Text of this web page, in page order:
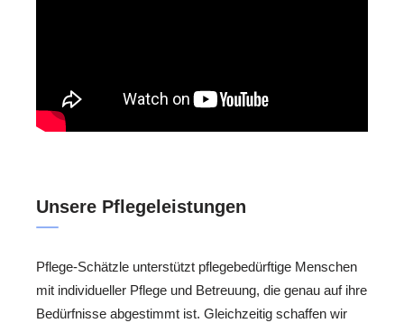
Unsere Pflegeleistungen
Pflege-Schätzle unterstützt pflegebedürftige Menschen
mit individueller Pflege und Betreuung, die genau auf ihre
Bedürfnisse abgestimmt ist. Gleichzeitig schaffen wir